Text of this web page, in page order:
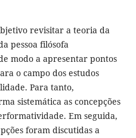
revisitar a teoria da
pessoa filósofa
modo a apresentar pontos
o campo dos estudos
Para tanto,
sistemática as concepções
Em seguida,
foram discutidas a